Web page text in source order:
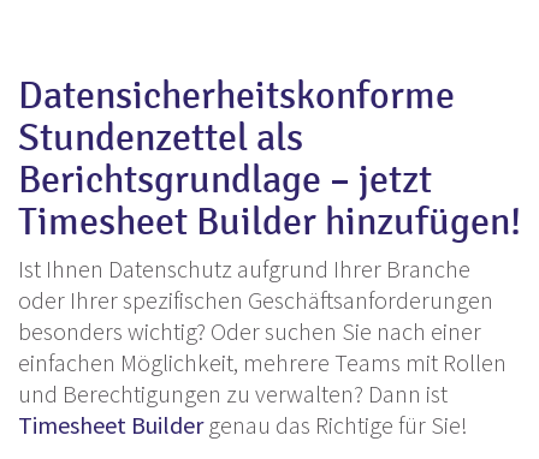
Datensicherheitskonforme
Stundenzettel als
Berichtsgrundlage – jetzt
Timesheet Builder hinzufügen!
Ist Ihnen Datenschutz aufgrund Ihrer Branche
oder Ihrer spezifischen Geschäftsanforderungen
besonders wichtig? Oder suchen Sie nach einer
einfachen Möglichkeit, mehrere Teams mit Rollen
und Berechtigungen zu verwalten? Dann ist
Timesheet Buildergenau das Richtige für Sie!